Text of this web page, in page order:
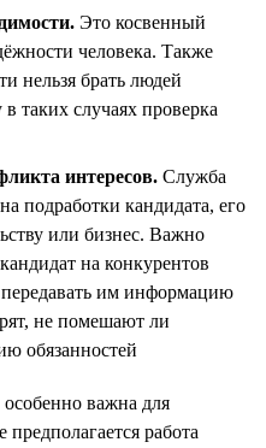
Это косвенный
человека. Также
нельзя брать людей
таких случаях проверка
интересов. Служба
подработки кандидата, его
или бизнес. Важно
на конкурентов
передавать им информацию
не помешают ли
обязанностей
важна для
предполагается работа